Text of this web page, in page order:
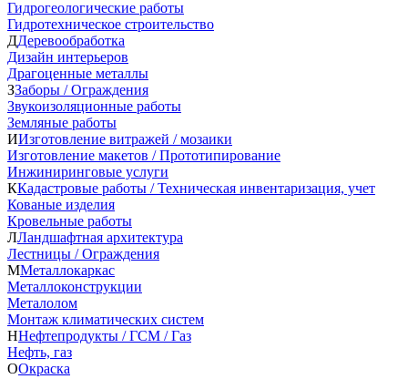
Гидрогеологические работы
Гидротехническое строительство
ДДеревообработка
Дизайн интерьеров
Драгоценные металлы
ЗЗаборы / Ограждения
Звукоизоляционные работы
Земляные работы
ИИзготовление витражей / мозаики
Изготовление макетов / Прототипирование
Инжиниринговые услуги
ККадастровые работы / Техническая инвентаризация, учет
Кованые изделия
Кровельные работы
ЛЛандшафтная архитектура
Лестницы / Ограждения
ММеталлокаркас
Металлоконструкции
Металолом
Монтаж климатических систем
ННефтепродукты / ГСМ / Газ
Нефть, газ
ООкраска